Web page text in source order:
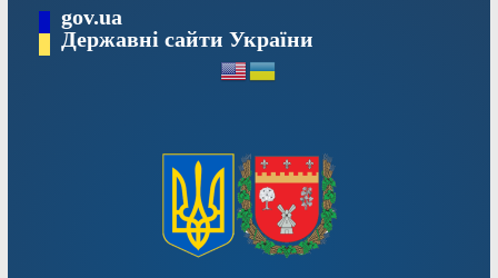
Перейтиgov.ua
Державні сайти України